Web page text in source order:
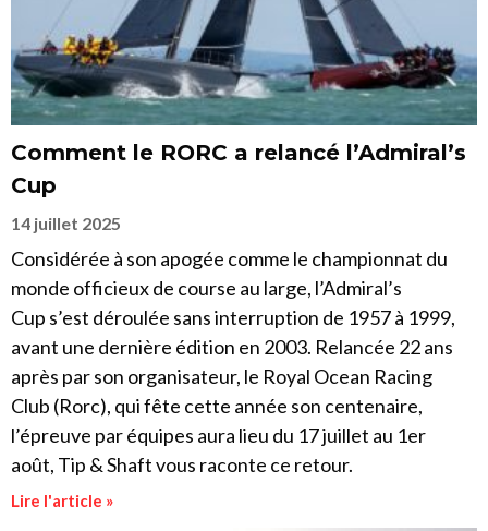
Comment le RORC a relancé l’Admiral’s
Cup
14 juillet 2025
Considérée à son apogée comme le championnat du
monde officieux de course au large, l’Admiral’s
Cup s’est déroulée sans interruption de 1957 à 1999,
avant une dernière édition en 2003. Relancée 22 ans
après par son organisateur, le Royal Ocean Racing
Club (Rorc), qui fête cette année son centenaire,
l’épreuve par équipes aura lieu du 17 juillet au 1er
août, Tip & Shaft vous raconte ce retour.
Lire l'article »